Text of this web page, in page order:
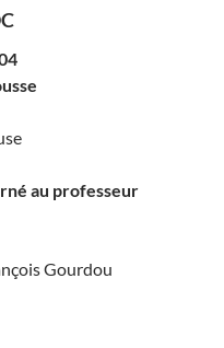
au professeur
Gourdou